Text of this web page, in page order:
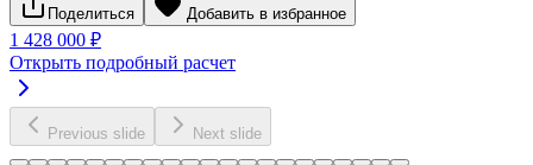
Поделиться Добавить в избранное
1 428 000 ₽
Открыть подробный расчет
Previous slide Next slide